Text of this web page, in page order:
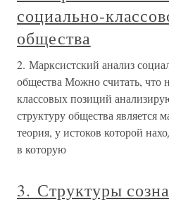
социально-
общества
2. Марксистский анализ
общества Можно считать, что
классовых позиций
структуру общества является
теория, у истоков которой
в которую
3. Структуры